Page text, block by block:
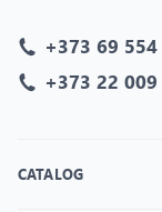
+373 69 554
+373 22 009
CATALOG